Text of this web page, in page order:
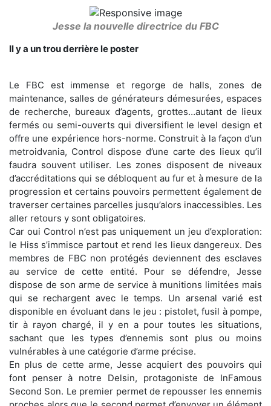
Jesse la nouvelle directrice du FBC
Il y a un trou derrière le poster
Le FBC est immense et regorge de halls, zones de
maintenance, salles de générateurs démesurées, espaces
de recherche, bureaux d’agents, grottes…autant de lieux
fermés ou semi-ouverts qui diversifient le level design et
offre une expérience hors-norme. Construit à la façon d’un
metroidvania, Control dispose d’une carte des lieux qu’il
faudra souvent utiliser. Les zones disposent de niveaux
d’accréditations qui se débloquent au fur et à mesure de la
progression et certains pouvoirs permettent également de
traverser certaines parcelles jusqu’alors inaccessibles. Les
aller retours y sont obligatoires.
Car oui Control n’est pas uniquement un jeu d’exploration:
le Hiss s’immisce partout et rend les lieux dangereux. Des
membres de FBC non protégés deviennent des esclaves
au service de cette entité. Pour se défendre, Jesse
dispose de son arme de service à munitions limitées mais
qui se rechargent avec le temps. Un arsenal varié est
disponible en évoluant dans le jeu : pistolet, fusil à pompe,
tir à rayon chargé, il y en a pour toutes les situations,
sachant que les types d’ennemis sont plus ou moins
vulnérables à une catégorie d’arme précise.
En plus de cette arme, Jesse acquiert des pouvoirs qui
font penser à notre Delsin, protagoniste de InFamous
Second Son. Le premier permet de repousser les ennemis